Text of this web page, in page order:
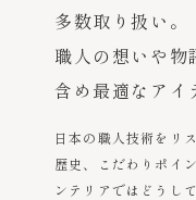
多数取り扱い。
職人の想いや物
含め最適なアイ
日本の職人技術をリ
歴史、こだわりポイ
ンテリアではどうし